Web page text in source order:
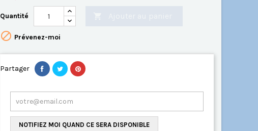
Quantité
 Prévenez-moi
Partager
NOTIFIEZ MOI QUAND CE SERA DISPONIBLE